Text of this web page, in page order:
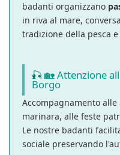
badanti organizzano
in riva al mare,
tradizione della pesca
🏡 Attenzione
Borgo
Accompagnamento
marinara, alle feste
Le nostre badanti
sociale preservando